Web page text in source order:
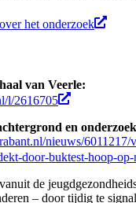
het onderzoek
van Veerle:
l/2616705
en
nieuws/6011217/
door-buktest-hoop-op-
de
– door tijdig te